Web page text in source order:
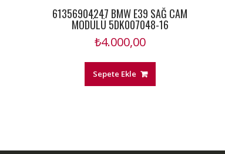
61356904247 BMW E39 SAĞ CAM
MODÜLÜ 5DK007048-16
₺4.000,00
Sepete Ekle